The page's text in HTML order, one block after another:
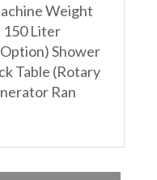
Weight
150 Liter
Shower
Table (Rotary
Ran